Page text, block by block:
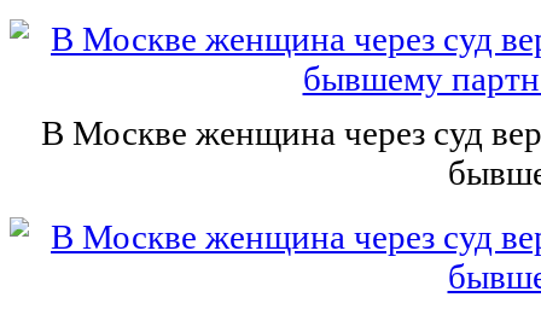
В Москве женщина через суд